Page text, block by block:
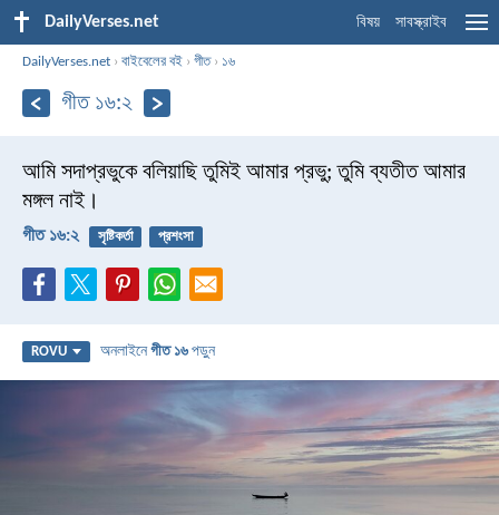
DailyVerses.net বিষয় সাবস্ক্রাইব
DailyVerses.net ›বাইবেলের বই ›গীত› ১৬
গীত ১৬:২
আমি সদাপ্রভুকে বলিয়াছি তুমিই আমার প্রভু; তুমি ব্যতীত আমার
মঙ্গল নাই।
গীত ১৬:২ সৃষ্টিকর্তা প্রশংসা
ROVU অনলাইনেগীত ১৬ পড়ুন